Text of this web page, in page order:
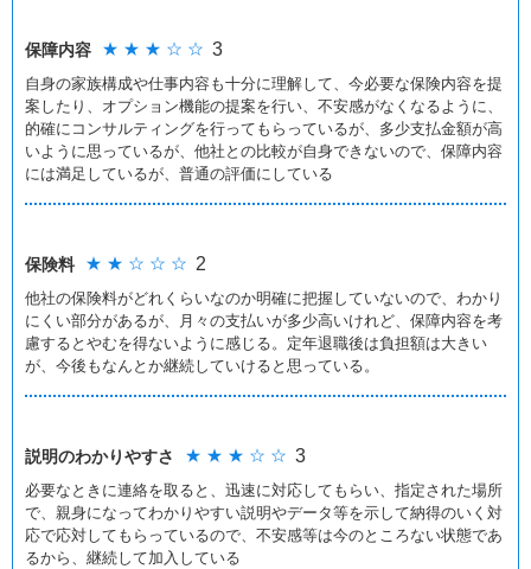
保障内容 ★ ★ ★ ☆ ☆ 3
自身の家族構成や仕事内容も十分に理解して、今必要な保険内容を提
案したり、オプション機能の提案を行い、不安感がなくなるように、
的確にコンサルティングを行ってもらっているが、多少支払金額が高
いように思っているが、他社との比較が自身できないので、保障内容
には満足しているが、普通の評価にしている
保険料 ★ ★ ☆ ☆ ☆ 2
他社の保険料がどれくらいなのか明確に把握していないので、わかり
にくい部分があるが、月々の支払いが多少高いけれど、保障内容を考
慮するとやむを得ないように感じる。定年退職後は負担額は大きい
が、今後もなんとか継続していけると思っている。
説明のわかりやすさ ★ ★ ★ ☆ ☆ 3
必要なときに連絡を取ると、迅速に対応してもらい、指定された場所
で、親身になってわかりやすい説明やデータ等を示して納得のいく対
応で応対してもらっているので、不安感等は今のところない状態であ
るから、継続して加入している